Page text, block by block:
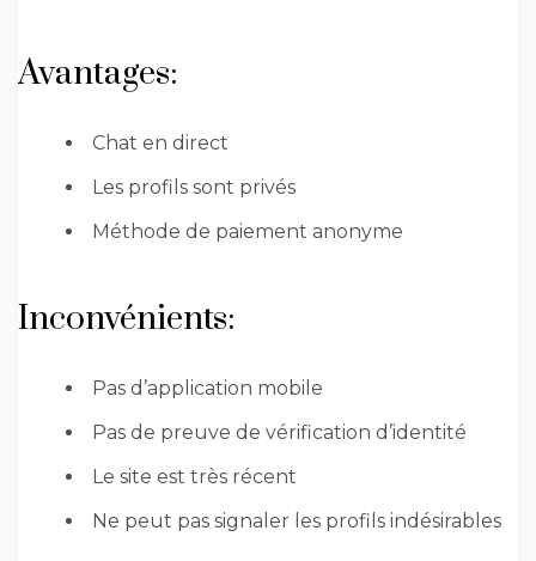
Avantages:
Chat en direct
Les profils sont privés
Méthode de paiement anonyme
Inconvénients:
Pas d’application mobile
Pas de preuve de vérification d’identité
Le site est très récent
Ne peut pas signaler les profils indésirables